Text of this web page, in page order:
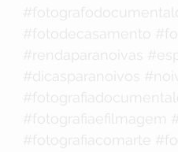
#fotodecasamento
#rendaparanoivas
#dicasparanoivos
#fotografiaefilmagem
#fotografiacomarte